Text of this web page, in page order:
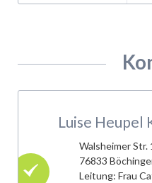
Luise Heupel
Walsheimer Str.
76833
Leitung: Frau